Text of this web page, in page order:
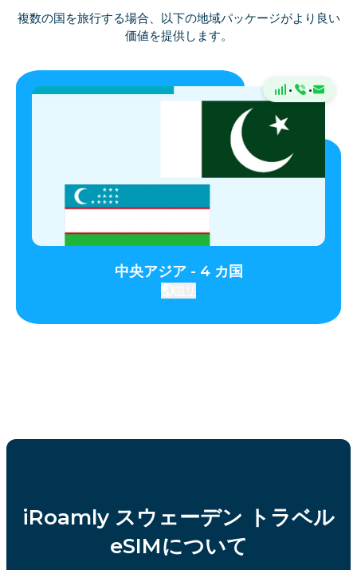
複数の国を旅行する場合、以下の地域パッケージがより良い
価値を提供します。
· ·
中央アジア - 4 カ国
iRoamly スウェーデン トラベル
eSIMについて